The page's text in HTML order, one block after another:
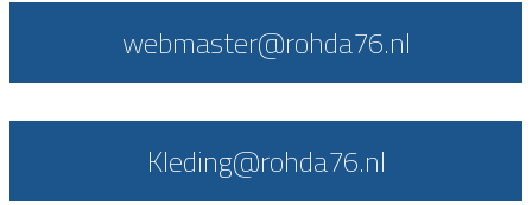
webmaster@rohda76.nl
Kleding@rohda76.nl